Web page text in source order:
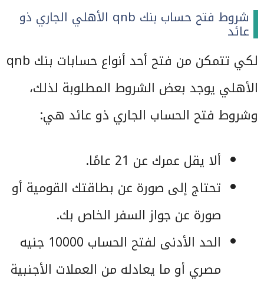
شروط فتح حساب بنك qnb الأهلي الجاري ذو
عائد
لكي تتمكن من فتح أحد أنواع حسابات بنك qnb
الأهلي يوجد بعض الشروط المطلوبة لذلك،
وشروط فتح الحساب الجاري ذو عائد هي:
ألا يقل عمرك عن 21 عامًا.
تحتاج إلى صورة عن بطاقتك القومية أو
صورة عن جواز السفر الخاص بك.
الحد الأدنى لفتح الحساب 10000 جنيه
مصري أو ما يعادله من العملات الأجنبية